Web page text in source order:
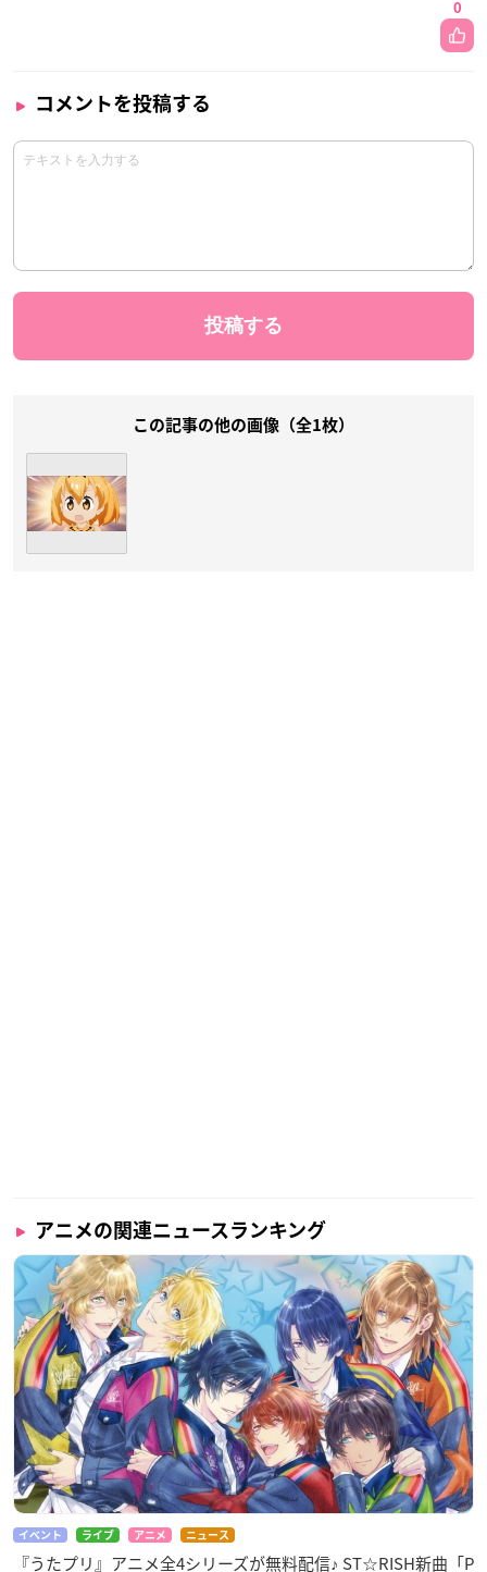
0
コメントを投稿する
この記事の他の画像（全1枚）
アニメの関連ニュースランキング
イベント ライブ アニメ ニュース
『うたプリ』アニメ全4シリーズが無料配信♪ ST☆RISH新曲「P